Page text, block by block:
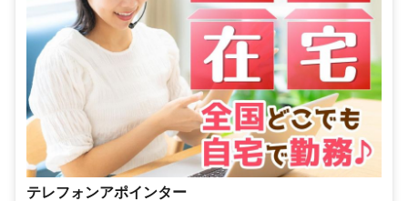
テレフォンアポインター